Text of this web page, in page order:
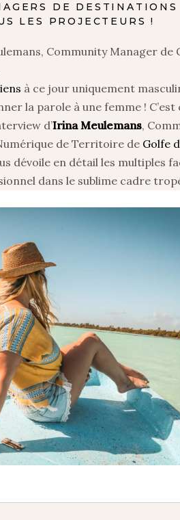
DE DESTINATIONS
LES PROJECTEURS !
Community Manager de
à ce jour uniquement
la parole à une femme ! C’est
d’Irina Meulemans,
de Territoire de Golfe
dévoile en détail les multiples
dans le sublime cadre